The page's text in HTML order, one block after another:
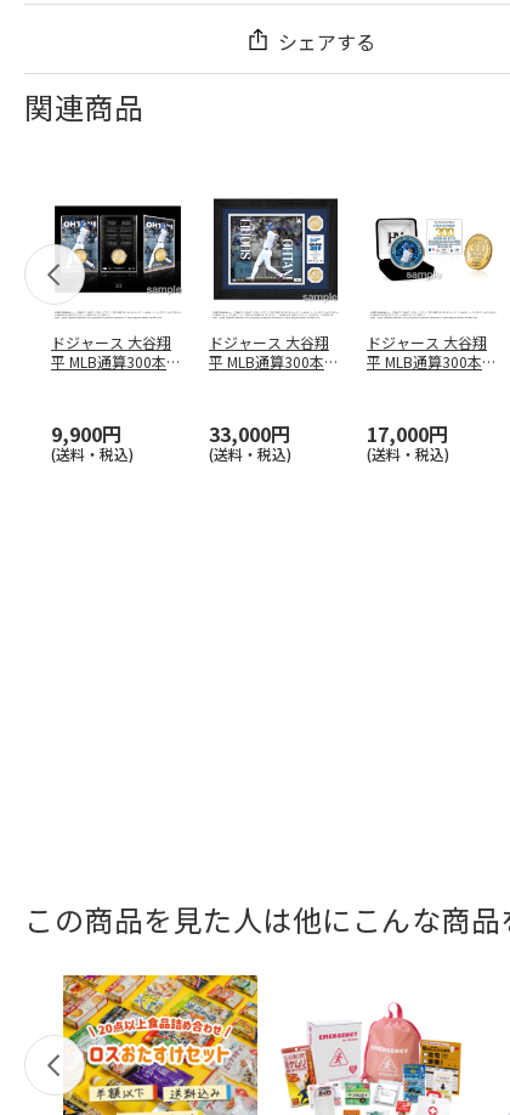
シェアする
関連商品
ドジャース 大谷翔
平 MLB通算300本塁
9,900円
(送料・税込)
ドジャース 大谷翔
平 MLB通算300本塁
33,000円
(送料・税込)
ドジャース 大谷翔
平 MLB通算300本塁
17,000円
(送料・税込)
この商品を見た人は他にこんな商品